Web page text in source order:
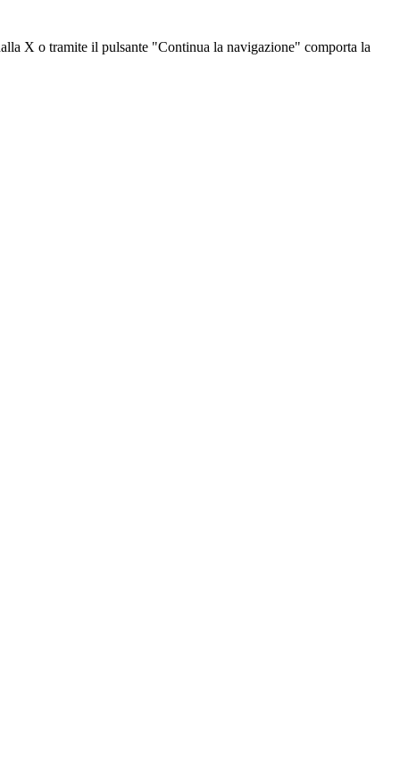
X o tramite il pulsante "Continua la navigazione" comporta la